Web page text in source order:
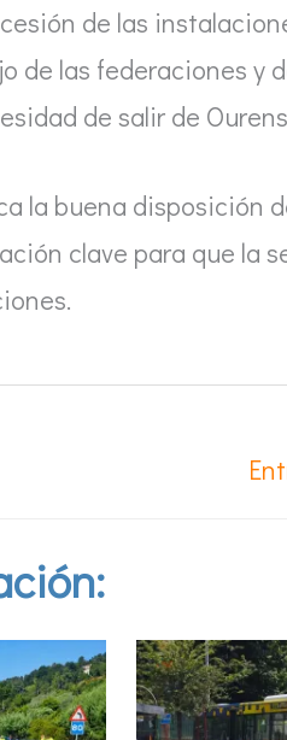
de las
de las federaciones y
de salir de
la buena disposición
clave para que la